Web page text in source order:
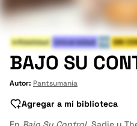
Infidelidad Universidad SIN
BAJO SU
Autor: Pantsumania
Agregar a mi biblioteca